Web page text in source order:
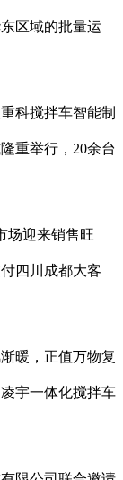
区域的批量运
科搅拌车智能制
重举行，20余台
迎来销售旺
四川成都大客
暖，正值万物复
宇一体化搅拌车